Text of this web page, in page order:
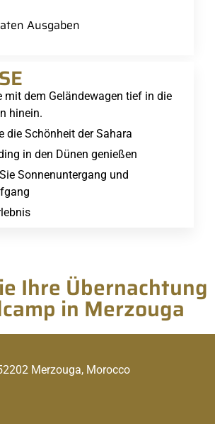
Ausgaben
mit dem Geländewagen tief in die
hinein.
die Schönheit der Sahara
in den Dünen genießen
Sonnenuntergang und
Ihre Übernachtung
in Merzouga
Merzouga, Morocco